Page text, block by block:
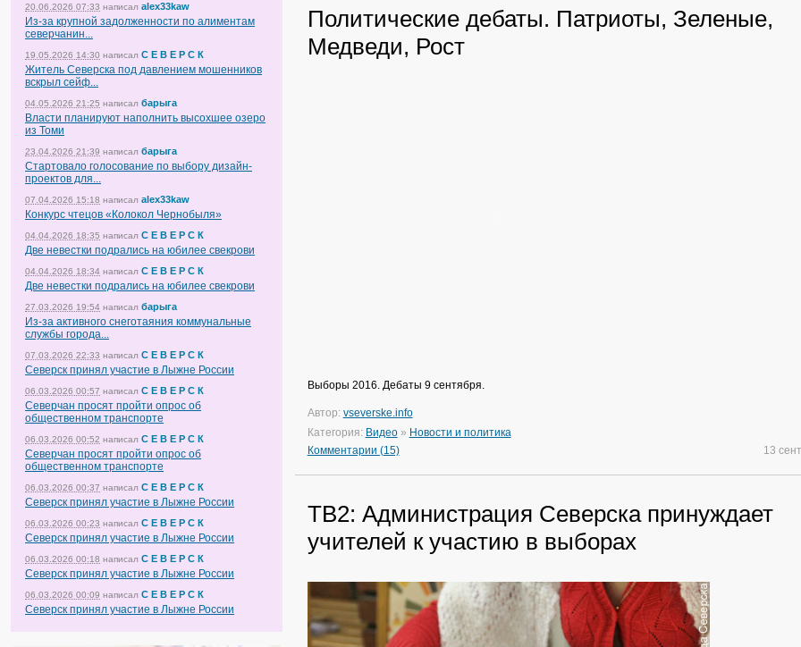
20.06.2026 07:33 написал alex33kaw
Из-за крупной задолженности по алиментам
северчанин...
19.05.2026 14:30 написал С Е В Е Р С К
Житель Северска под давлением мошенников
вскрыл сейф...
04.05.2026 21:25 написал барыга
Власти планируют наполнить высохшее озеро
из Томи
23.04.2026 21:39 написал барыга
Стартовало голосование по выбору дизайн-
проектов для...
07.04.2026 15:18 написал alex33kaw
Конкурс чтецов «Колокол Чернобыля»
04.04.2026 18:35 написал С Е В Е Р С К
Две невестки подрались на юбилее свекрови
04.04.2026 18:34 написал С Е В Е Р С К
Две невестки подрались на юбилее свекрови
27.03.2026 19:54 написал барыга
Из-за активного снеготаяния коммунальные
службы города...
07.03.2026 22:33 написал С Е В Е Р С К
Северск принял участие в Лыжне России
06.03.2026 00:57 написал С Е В Е Р С К
Северчан просят пройти опрос об
общественном транспорте
06.03.2026 00:52 написал С Е В Е Р С К
Северчан просят пройти опрос об
общественном транспорте
06.03.2026 00:37 написал С Е В Е Р С К
Северск принял участие в Лыжне России
06.03.2026 00:23 написал С Е В Е Р С К
Северск принял участие в Лыжне России
06.03.2026 00:18 написал С Е В Е Р С К
Северск принял участие в Лыжне России
06.03.2026 00:09 написал С Е В Е Р С К
Северск принял участие в Лыжне России
Политические дебаты. Патриоты, Зеленые,
Медведи, Рост
Выборы 2016. Дебаты 9 сентября.
Автор: vseverske.info
Категория: Видео» Новости и политика
Комментарии (15)
13
ТВ2: Администрация Северска принуждает
учителей к участию в выборах